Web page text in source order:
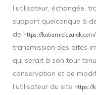
l’utilisateur, échangée,
support quelconque à
de https://katiamielczarek.com/
transmission des dites
qui serait à son tour
conservation et de
l’utilisateur du site https://